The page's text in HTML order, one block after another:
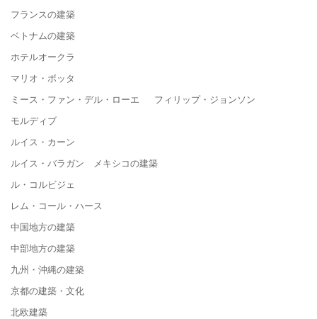
フランスの建築
ベトナムの建築
ホテルオークラ
マリオ・ボッタ
ミース・ファン・デル・ローエ フィリップ・ジョンソン
モルディブ
ルイス・カーン
ルイス・バラガン メキシコの建築
ル・コルビジェ
レム・コール・ハース
中国地方の建築
中部地方の建築
九州・沖縄の建築
京都の建築・文化
北欧建築